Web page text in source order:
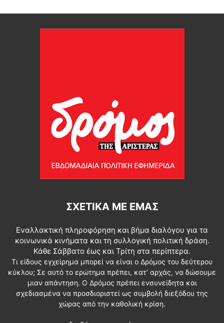
ΣΧΕΤΙΚΆ ΜΕ ΕΜΆΣ
Εναλλακτική πληροφόρηση και βήμα διαλόγου για τα
κοινωνικά κινήματα και τη συλλογική πολιτική δράση.
Κάθε Σάββατο έως και Τρίτη στα περίπτερα.
Τι είδους εγχείρημα μπορεί να είναι ο Δρόμος του δεύτερου
κύκλου; Σε αυτό το ερώτημα πρέπει, κατ’ αρχάς, να δώσουμε
μιαν απάντηση. Ο Δρόμος πρέπει ενσυνείδητα και
σχεδιασμένα να προσδιοριστεί ως συμβολή διεξόδου της
χώρας από την καθολική κρίση.